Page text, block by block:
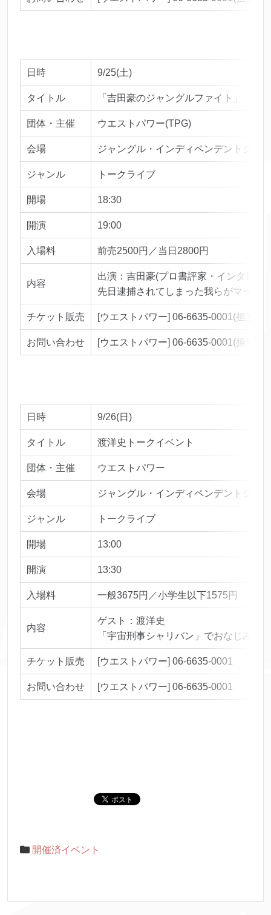
日時 9/25(土)
タイトル 「吉田豪のジャングルファイト」
団体・主催 ウエストパワー(TPG)
会場 ジャングル・インディペンデントシア
ジャンル トークライブ
開場 18:30
開演 19:00
入場料 前売2500円／当日2800円
内容
出演：吉田豪(プロ書評家・インタビュ
先日逮捕されてしまった我らがマーシ
チケット販売 [ウエストパワー] 06-6635-0001(担当ナ
お問い合わせ [ウエストパワー] 06-6635-0001(担当ナ
日時 9/26(日)
タイトル 渡洋史トークイベント
団体・主催 ウエストパワー
会場 ジャングル・インディペンデントシア
ジャンル トークライブ
開場 13:00
開演 13:30
入場料 一般3675円／小学生以下1575円
内容
ゲスト：渡洋史
「宇宙刑事シャリバン」でおなじみ
チケット販売 [ウエストパワー] 06-6635-0001
お問い合わせ [ウエストパワー] 06-6635-0001
開催済イベント